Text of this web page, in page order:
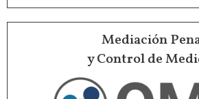
Mediación
y Control de